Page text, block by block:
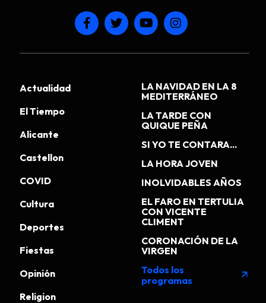
Actualidad
El Tiempo
Alicante
Castellon
COVID
Cultura
Deportes
Fiestas
Opinión
Religion
LA NAVIDAD EN LA 8
MEDITERRÁNEO
LA TARDE CON
QUIQUE PEÑA
SI YO TE CONTARA...
LA HORA JOVEN
INOLVIDABLES AÑOS
EL FARO EN TERTULIA
CON VICENTE
CLIMENT
CORONACIÓN DE LA
VIRGEN
Todos los
programas
arrow_outward